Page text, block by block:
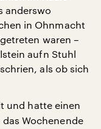
anderswo
in Ohnmacht
waren –
aufn Stuhl
als ob sich
und hatte einen
Wochenende